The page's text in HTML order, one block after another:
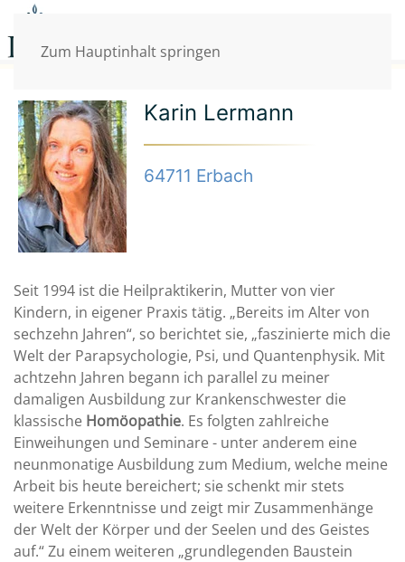
Zum Hauptinhalt springen
Karin Lermann
64711 Erbach
Seit 1994 ist die Heilpraktikerin, Mutter von vier
Kindern, in eigener Praxis tätig. „Bereits im Alter von
sechzehn Jahren“, so berichtet sie, „faszinierte mich die
Welt der Parapsychologie, Psi, und Quantenphysik. Mit
achtzehn Jahren begann ich parallel zu meiner
damaligen Ausbildung zur Krankenschwester die
klassische Homöopathie. Es folgten zahlreiche
Einweihungen und Seminare - unter anderem eine
neunmonatige Ausbildung zum Medium, welche meine
Arbeit bis heute bereichert; sie schenkt mir stets
weitere Erkenntnisse und zeigt mir Zusammenhänge
der Welt der Körper und der Seelen und des Geistes
auf.“ Zu einem weiteren „grundlegenden Baustein